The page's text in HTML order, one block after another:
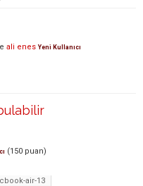
ali enes Yeni Kullanıcı
(150 puan)
air-13